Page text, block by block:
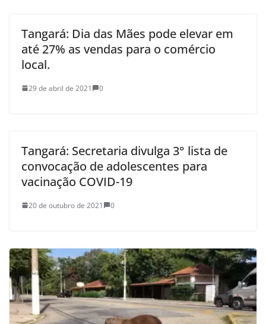
Tangará: Dia das Mães pode elevar em
até 27% as vendas para o comércio
local.
29 de abril de 2021 0
Tangará: Secretaria divulga 3° lista de
convocação de adolescentes para
vacinação COVID-19
20 de outubro de 2021 0